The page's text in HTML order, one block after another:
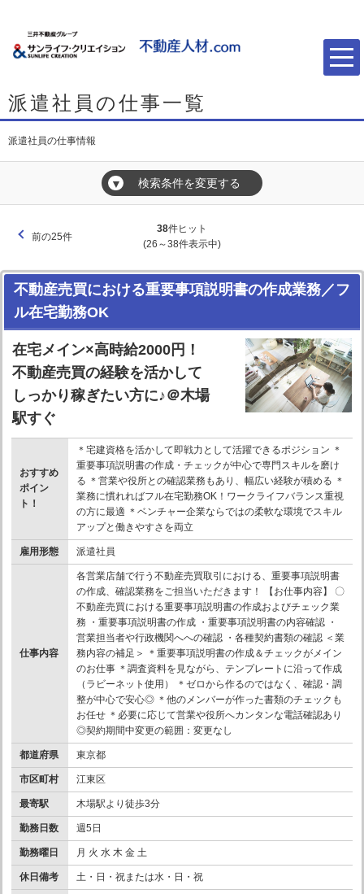
派遣社員の仕事一覧
派遣社員の仕事情報
▼ 検索条件を変更する
前の25件
38件ヒット
(26～38件表示中)
不動産売買における重要事項説明書の作成業務／フ
ル在宅勤務OK
在宅メイン×高時給2000円！
不動産売買の経験を活かして
しっかり稼ぎたい方に♪＠木場
駅すぐ
おすすめ
ポイン
ト！
＊宅建資格を活かして即戦力として活躍できるポジション ＊
重要事項説明書の作成・チェックが中心で専門スキルを磨け
る ＊営業や役所との確認業務もあり、幅広い経験が積める ＊
業務に慣れればフル在宅勤務OK！ワークライフバランス重視
の方に最適 ＊ベンチャー企業ならではの柔軟な環境でスキル
アップと働きやすさを両立
雇用形態 派遣社員
仕事内容
各営業店舗で行う不動産売買取引における、重要事項説明書
の作成、確認業務をご担当いただきます！ 【お仕事内容】 〇
不動産売買における重要事項説明書の作成およびチェック業
務 ・重要事項説明書の作成 ・重要事項説明書の内容確認 ・
営業担当者や行政機関へへの確認 ・各種契約書類の確認 ＜業
務内容の補足＞ ＊重要事項説明書の作成＆チェックがメイン
のお仕事 ＊調査資料を見ながら、テンプレートに沿って作成
（ラビーネット使用） ＊ゼロから作るのではなく、確認・調
整が中心で安心◎ ＊他のメンバーが作った書類のチェックも
お任せ ＊必要に応じて営業や役所へカンタンな電話確認あり
◎契約期間中変更の範囲：変更なし
都道府県 東京都
市区町村 江東区
最寄駅 木場駅より徒歩3分
勤務日数 週5日
勤務曜日 月 火 水 木 金 土
休日備考 土・日・祝または水・日・祝